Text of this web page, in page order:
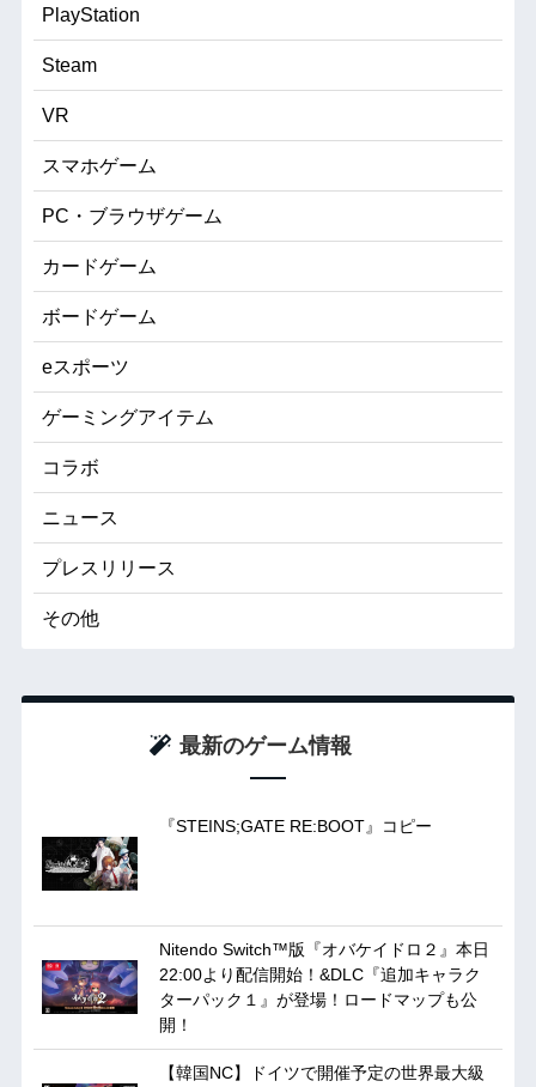
PlayStation
Steam
VR
スマホゲーム
PC・ブラウザゲーム
カードゲーム
ボードゲーム
eスポーツ
ゲーミングアイテム
コラボ
ニュース
プレスリリース
その他
最新のゲーム情報
『STEINS;GATE RE:BOOT』コピー
Nitendo Switch™版『オバケイドロ２』本日
22:00より配信開始！&DLC『追加キャラク
ターパック１』が登場！ロードマップも公
開！
【韓国NC】ドイツで開催予定の世界最大級